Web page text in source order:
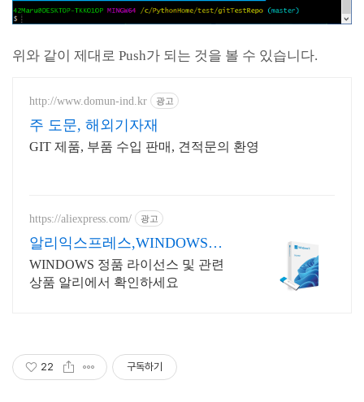
위와 같이 제대로 Push가 되는 것을 볼 수 있습니다.
http://www.domun-ind.kr 광고
주 도문, 해외기자재
GIT 제품, 부품 수입 판매, 견적문의 환영
https://aliexpress.com/ 광고
알리익스프레스,WINDOWS
Windows 알리에서!
WINDOWS 정품 라이선스 및 관련
상품 알리에서 확인하세요
22 구독하기